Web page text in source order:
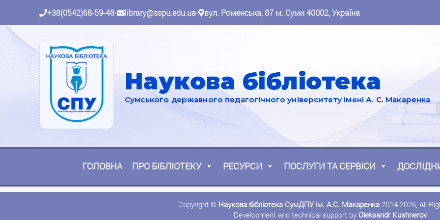
+38(0542)68-59-48• library@sspu.edu.ua• вул. Роменська, 87 м. Суми 40002, Україна
Наукова бібліотека
Сумського державного педагогічного університету імені А. С. Макаренка
ГОЛОВНА ПРО БІБЛІОТЕКУ РЕСУРСИ ПОСЛУГИ ТА СЕРВІСИ
Copyright © Наукова бібліотека СумДПУ ім. А.С. Макаренка 2014-2026, All
Development and technical support by Oleksandr Kushnerov